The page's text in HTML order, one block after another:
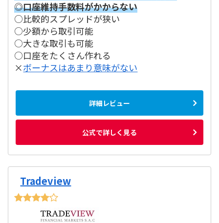
◎口座維持手数料がかからない
○比較的スプレッドが狭い
○少額から取引可能
○大きな取引も可能
○口座をたくさん作れる
×ボーナスはあまり意味がない
詳細レビュー
公式で詳しく見る
Tradeview